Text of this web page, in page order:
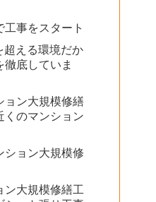
工事をスタート
える環境だか
徹底していま
ン大規模修繕
のマンション
ション大規模修
大規模修繕工